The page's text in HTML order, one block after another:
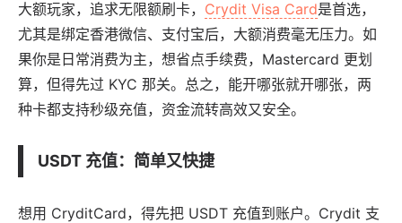
大额玩家，追求无限额刷卡， Crydit Visa Card是首选，
尤其是绑定香港微信、支付宝后，大额消费毫无压力。如
果你是日常消费为主，想省点手续费，Mastercard 更划
算，但得先过 KYC 那关。总之，能开哪张就开哪张，两
种卡都支持秒级充值，资金流转高效又安全。
USDT 充值：简单又快捷
想用 CryditCard，得先把 USDT 充值到账户。Crydit 支